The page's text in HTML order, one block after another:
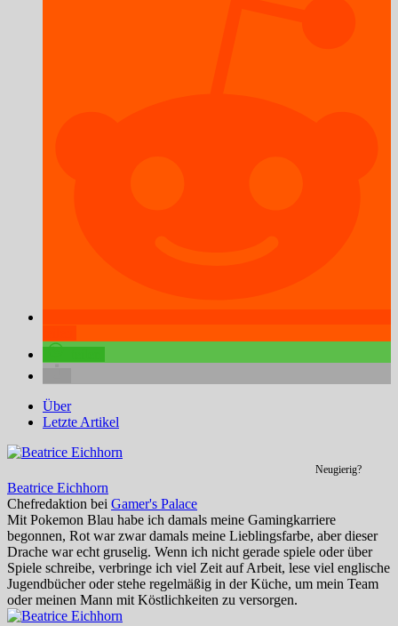
Über
Letzte Artikel
Neugierig?
Beatrice Eichhorn
Chefredaktion bei Gamer's Palace
Mit Pokemon Blau habe ich damals meine Gamingkarriere
begonnen, Rot war zwar damals meine Lieblingsfarbe, aber dieser
Drache war echt gruselig. Wenn ich nicht gerade spiele oder über
Spiele schreibe, verbringe ich viel Zeit auf Arbeit, lese viel englische
Jugendbücher oder stehe regelmäßig in der Küche, um mein Team
oder meinen Mann mit Köstlichkeiten zu versorgen.